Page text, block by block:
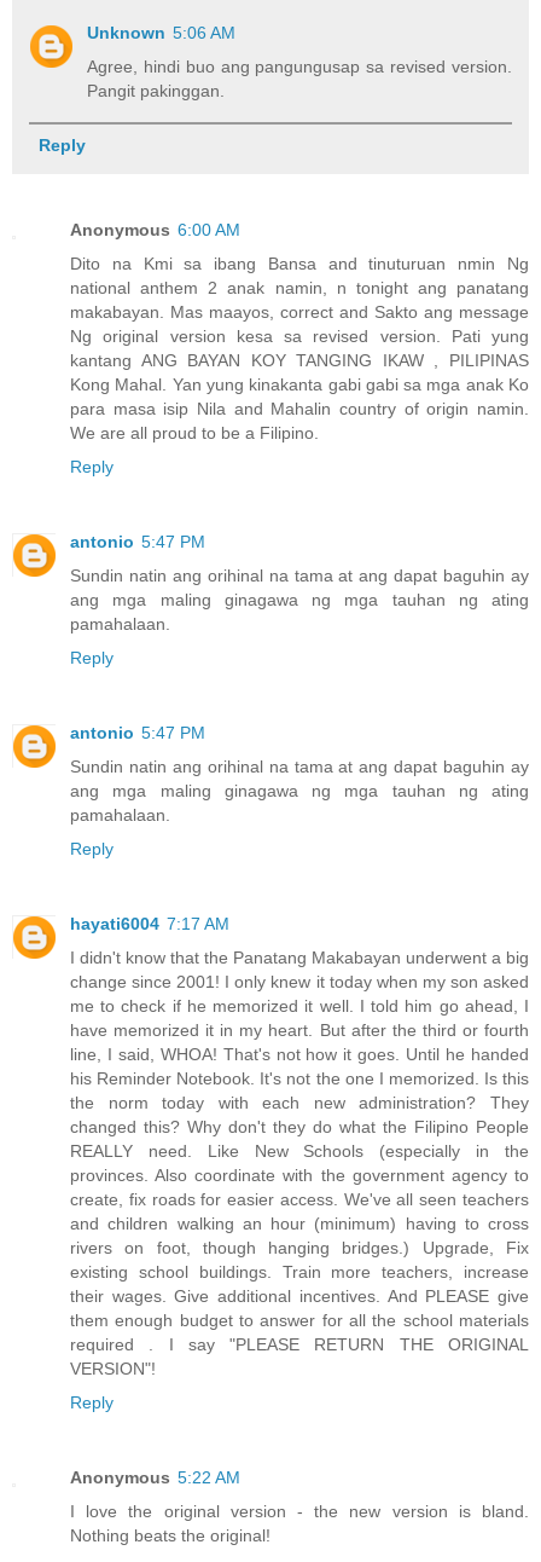
Unknown 5:06 AM
Agree, hindi buo ang pangungusap sa revised version.
Pangit pakinggan.
Reply
Anonymous 6:00 AM
Dito na Kmi sa ibang Bansa and tinuturuan nmin Ng
national anthem 2 anak namin, n tonight ang panatang
makabayan. Mas maayos, correct and Sakto ang message
Ng original version kesa sa revised version. Pati yung
kantang ANG BAYAN KOY TANGING IKAW , PILIPINAS
Kong Mahal. Yan yung kinakanta gabi gabi sa mga anak Ko
para masa isip Nila and Mahalin country of origin namin.
We are all proud to be a Filipino.
Reply
antonio 5:47 PM
Sundin natin ang orihinal na tama at ang dapat baguhin ay
ang mga maling ginagawa ng mga tauhan ng ating
pamahalaan.
Reply
antonio 5:47 PM
Sundin natin ang orihinal na tama at ang dapat baguhin ay
ang mga maling ginagawa ng mga tauhan ng ating
pamahalaan.
Reply
hayati6004 7:17 AM
I didn't know that the Panatang Makabayan underwent a big
change since 2001! I only knew it today when my son asked
me to check if he memorized it well. I told him go ahead, I
have memorized it in my heart. But after the third or fourth
line, I said, WHOA! That's not how it goes. Until he handed
his Reminder Notebook. It's not the one I memorized. Is this
the norm today with each new administration? They
changed this? Why don't they do what the Filipino People
REALLY need. Like New Schools (especially in the
provinces. Also coordinate with the government agency to
create, fix roads for easier access. We've all seen teachers
and children walking an hour (minimum) having to cross
rivers on foot, though hanging bridges.) Upgrade, Fix
existing school buildings. Train more teachers, increase
their wages. Give additional incentives. And PLEASE give
them enough budget to answer for all the school materials
required . I say "PLEASE RETURN THE ORIGINAL
VERSION"!
Reply
Anonymous 5:22 AM
I love the original version - the new version is bland.
Nothing beats the original!